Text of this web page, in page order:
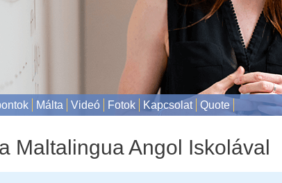
Málta Videó Fotok Kapcsolat Quote
Maltalingua Angol Iskolával